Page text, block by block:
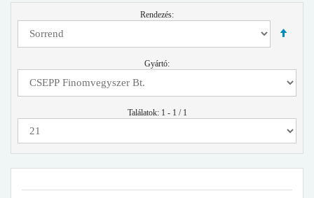
Rendezés:
Gyártó:
Találatok: 1 - 1 / 1